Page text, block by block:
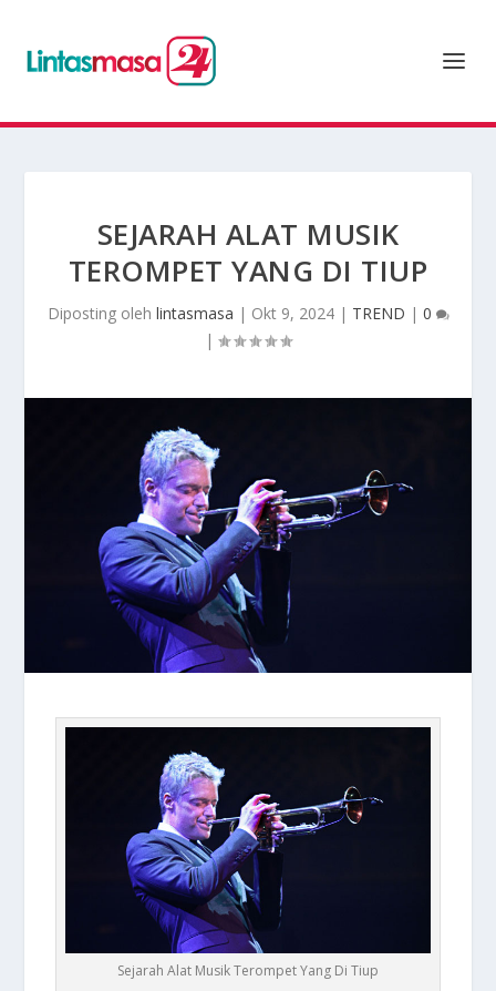
SEJARAH ALAT MUSIK
TEROMPET YANG DI TIUP
Diposting oleh lintasmasa | Okt 9, 2024| TREND | 0
|
Sejarah Alat Musik Terompet Yang Di Tiup